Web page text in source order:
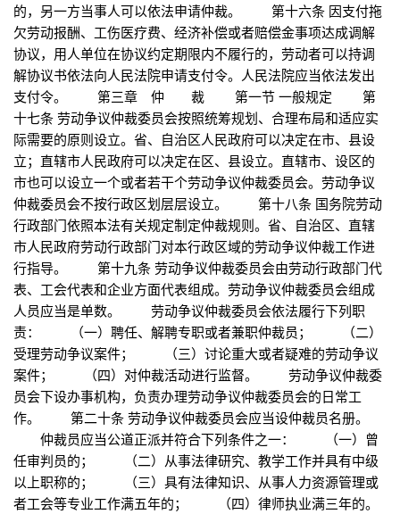
的，另一方当事人可以依法申请仲裁。 第十六条 因支付拖
欠劳动报酬、工伤医疗费、经济补偿或者赔偿金事项达成调解
协议，用人单位在协议约定期限内不履行的，劳动者可以持调
解协议书依法向人民法院申请支付令。人民法院应当依法发出
支付令。 第三章 仲 裁 第一节 一般规定 第
十七条 劳动争议仲裁委员会按照统筹规划、合理布局和适应实
际需要的原则设立。省、自治区人民政府可以决定在市、县设
立；直辖市人民政府可以决定在区、县设立。直辖市、设区的
市也可以设立一个或者若干个劳动争议仲裁委员会。劳动争议
仲裁委员会不按行政区划层层设立。 第十八条 国务院劳动
行政部门依照本法有关规定制定仲裁规则。省、自治区、直辖
市人民政府劳动行政部门对本行政区域的劳动争议仲裁工作进
行指导。 第十九条 劳动争议仲裁委员会由劳动行政部门代
表、工会代表和企业方面代表组成。劳动争议仲裁委员会组成
人员应当是单数。 劳动争议仲裁委员会依法履行下列职
责： （一）聘任、解聘专职或者兼职仲裁员； （二）
受理劳动争议案件； （三）讨论重大或者疑难的劳动争议
案件； （四）对仲裁活动进行监督。 劳动争议仲裁委
员会下设办事机构，负责办理劳动争议仲裁委员会的日常工
作。 第二十条 劳动争议仲裁委员会应当设仲裁员名册。
仲裁员应当公道正派并符合下列条件之一： （一）曾
任审判员的； （二）从事法律研究、教学工作并具有中级
以上职称的； （三）具有法律知识、从事人力资源管理或
者工会等专业工作满五年的； （四）律师执业满三年的。